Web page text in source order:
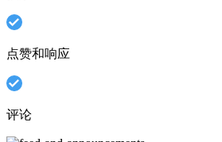
点赞和响应
评论